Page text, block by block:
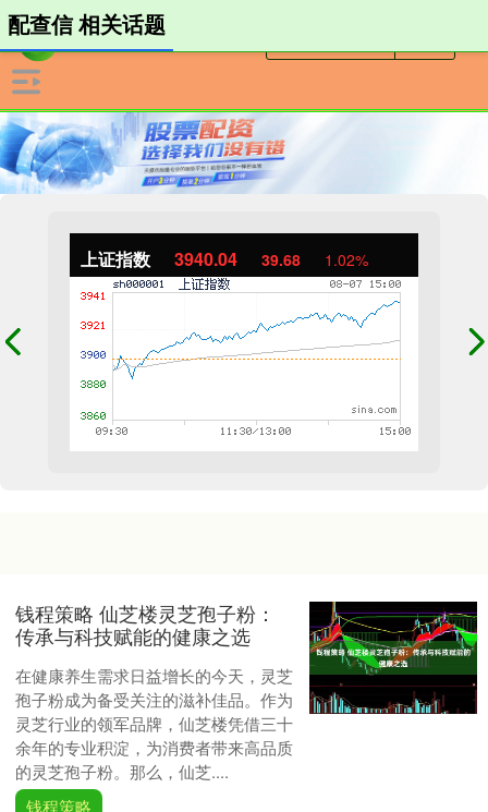
上证指数 3940.04 39.68 1.02%
配查信 相关话题
钱程策略 仙芝楼灵芝孢子粉：
传承与科技赋能的健康之选
在健康养生需求日益增长的今天，灵芝
孢子粉成为备受关注的滋补佳品。作为
灵芝行业的领军品牌，仙芝楼凭借三十
余年的专业积淀，为消费者带来高品质
的灵芝孢子粉。那么，仙芝....
钱程策略